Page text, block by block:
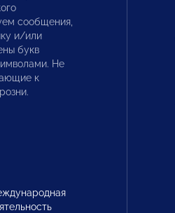
сообщения,
и/или
букв
Не
к